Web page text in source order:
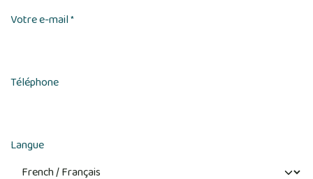
Votre e-mail*
Téléphone
Langue